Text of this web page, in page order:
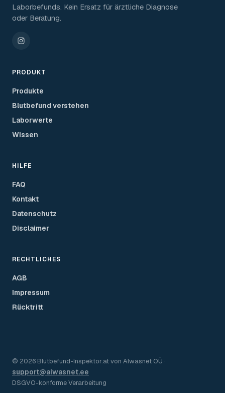
Laborbefunds. Kein Ersatz für ärztliche Diagnose
oder Beratung.
PRODUKT
Produkte
Blutbefund verstehen
Laborwerte
Wissen
HILFE
FAQ
Kontakt
Datenschutz
Disclaimer
RECHTLICHES
AGB
Impressum
Rücktritt
© 2026 Blutbefund-Inspektor.atvon AIwasnet OÜ ·
support@aiwasnet.ee
DSGVO-konforme Verarbeitung